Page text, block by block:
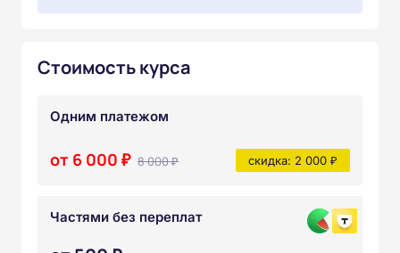
Стоимость курса
Одним платежом
от 6 000 ₽ 8 000 ₽ скидка: 2 000 ₽
Частями без переплат